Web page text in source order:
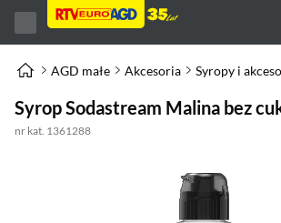
AGD małe Akcesoria Syropy i
Syrop Sodastream Malina bez
nr kat. 1361288